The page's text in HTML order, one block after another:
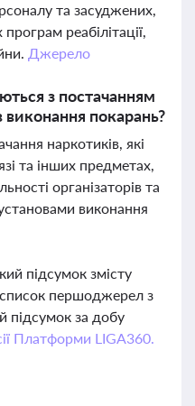
та засуджених,
реабілітації,
Джерело
з постачанням
виконання покарань?
наркотиків, які
та інших предметах,
організаторів та
виконання
підсумок змісту
першоджерел з
підсумок за добу
Платформи LIGA360.